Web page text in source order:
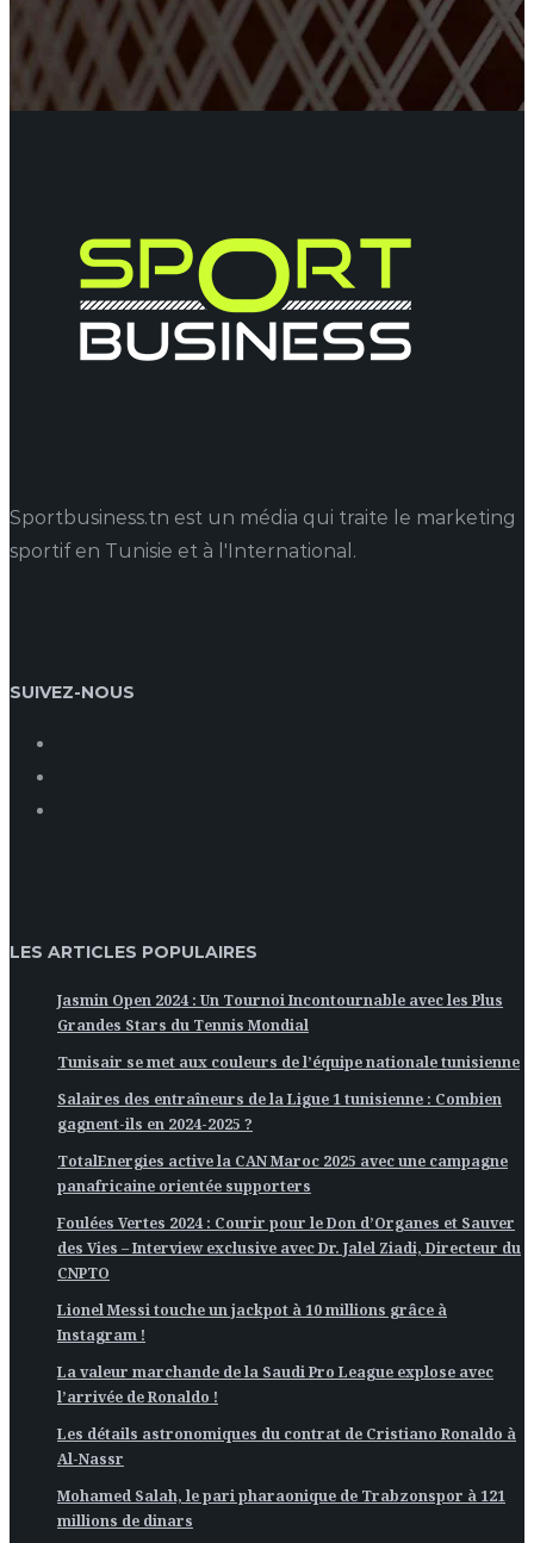
Sportbusiness.tn est un média qui traite le marketing
sportif en Tunisie et à l'International.
SUIVEZ-NOUS
LES ARTICLES POPULAIRES
Jasmin Open 2024 : Un Tournoi Incontournable avec les Plus
Grandes Stars du Tennis Mondial
Tunisair se met aux couleurs de l’équipe nationale tunisienne
Salaires des entraîneurs de la Ligue 1 tunisienne : Combien
gagnent-ils en 2024-2025 ?
TotalEnergies active la CAN Maroc 2025 avec une campagne
panafricaine orientée supporters
Foulées Vertes 2024 : Courir pour le Don d’Organes et Sauver
des Vies – Interview exclusive avec Dr. Jalel Ziadi, Directeur du
CNPTO
Lionel Messi touche un jackpot à 10 millions grâce à
Instagram !
La valeur marchande de la Saudi Pro League explose avec
l’arrivée de Ronaldo !
Les détails astronomiques du contrat de Cristiano Ronaldo à
Al-Nassr
Mohamed Salah, le pari pharaonique de Trabzonspor à 121
millions de dinars